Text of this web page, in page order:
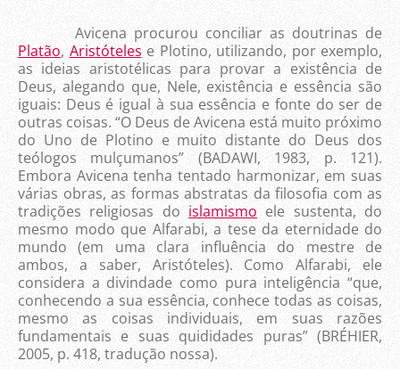
Avicena procurou conciliar as doutrinas de
Platão, Aristóteles e Plotino, utilizando, por exemplo,
as ideias aristotélicas para provar a existência de
Deus, alegando que, Nele, existência e essência são
iguais: Deus é igual à sua essência e fonte do ser de
outras coisas. “O Deus de Avicena está muito próximo
do Uno de Plotino e muito distante do Deus dos
teólogos mulçumanos” (BADAWI, 1983, p. 121).
Embora Avicena tenha tentado harmonizar, em suas
várias obras, as formas abstratas da filosofia com as
tradições religiosas do islamismo ele sustenta, do
mesmo modo que Alfarabi, a tese da eternidade do
mundo (em uma clara influência do mestre de
ambos, a saber, Aristóteles). Como Alfarabi, ele
considera a divindade como pura inteligência “que,
conhecendo a sua essência, conhece todas as coisas,
mesmo as coisas individuais, em suas razões
fundamentais e suas quididades puras” (BRÉHIER,
2005, p. 418, tradução nossa).